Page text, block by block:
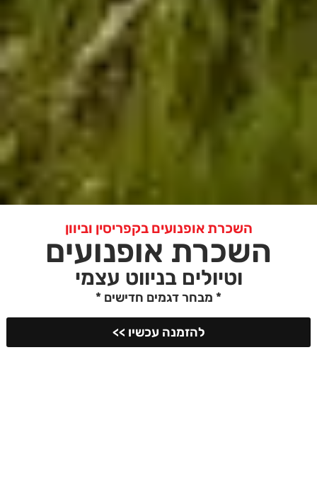
השכרת אופנועים בקפריסין וביוון
השכרת אופנועים
וטיולים בניווט עצמי
* מבחר דגמים חדישים *
להזמנה עכשיו >>